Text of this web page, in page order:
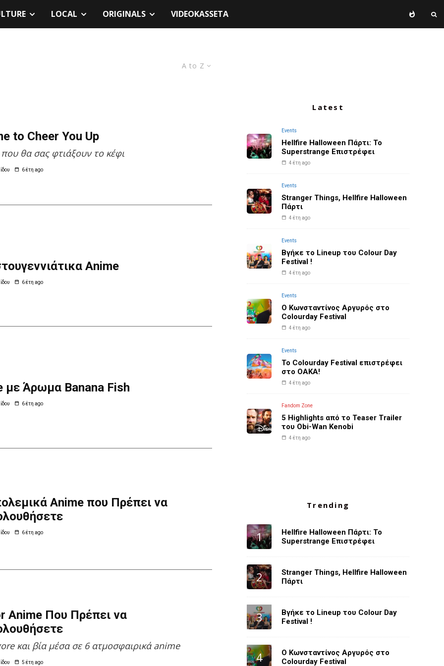
LOCAL ORIGINALS VIDEOKASSETA
A to Z
to Cheer You Up
θα σας φτιάξουν το κέφι
6 έτη ago
Anime
6 έτη ago
με Άρωμα Banana Fish
6 έτη ago
Anime που Πρέπει να
6 έτη ago
Anime Που Πρέπει να
και βία μέσα σε 6 ατμοσφαιρικά anime
5 έτη ago
Latest
Events
Hellfire Halloween Πάρτι: Το
Superstrange Επιστρέφει
4 έτη ago
Events
Stranger Things, Hellfire Halloween
Πάρτι
4 έτη ago
Events
Βγήκε το Lineup του Colour Day
Festival !
4 έτη ago
Events
O Κωνσταντίνος Αργυρός στο
Colourday Festival
4 έτη ago
Events
Το Colourday Festival επιστρέφει
στο ΟΑΚΑ!
4 έτη ago
Fandom Zone
5 Highlights από το Teaser Trailer
του Obi-Wan Kenobi
4 έτη ago
Trending
Hellfire Halloween Πάρτι: Το
Superstrange Επιστρέφει
Stranger Things, Hellfire Halloween
Πάρτι
Βγήκε το Lineup του Colour Day
Festival !
O Κωνσταντίνος Αργυρός στο
Colourday Festival